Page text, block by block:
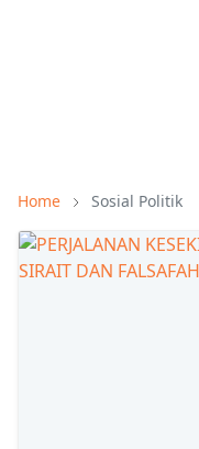
Home Sosial Politik